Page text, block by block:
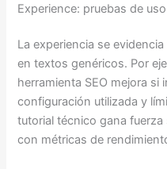
Experience: pruebas de
La experiencia se
en textos genéricos. Por
herramienta SEO mejora si
configuración utilizada y
tutorial técnico gana
con métricas de